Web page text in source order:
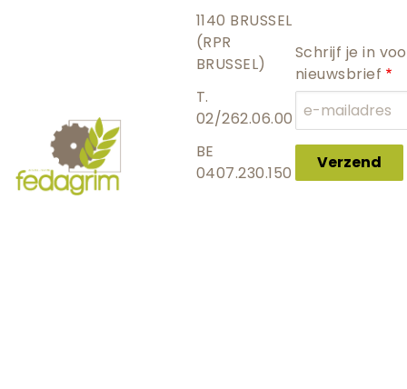
1140 BRUSSEL
(RPR
BRUSSEL)
T.
02/262.06.00
BE
0407.230.150
Schrijf je in
nieuwsbrief
Verzend